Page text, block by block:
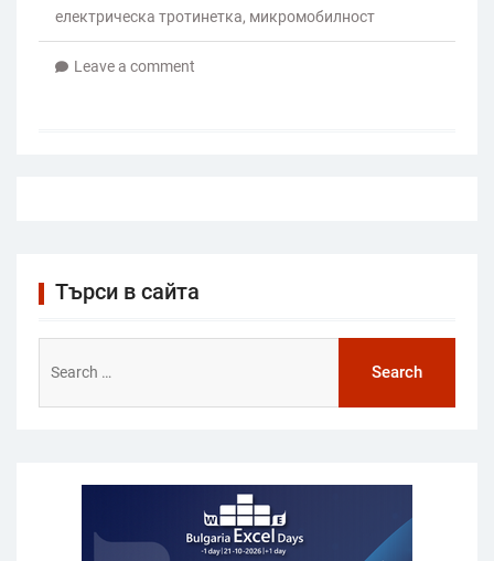
електрическа тротинетка, микромобилност
Leave a comment
Търси в сайта
for: